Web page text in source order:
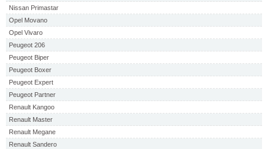
Nissan Primastar
Opel Movano
Opel Vivaro
Peugeot 206
Peugeot Biper
Peugeot Boxer
Peugeot Expert
Peugeot Partner
Renault Kangoo
Renault Master
Renault Megane
Renault Sandero